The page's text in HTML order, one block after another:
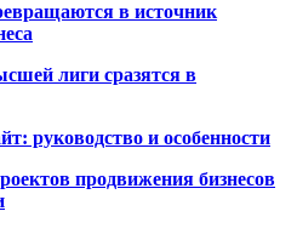
в источник
лиги сразятся в
руководство и особенности
продвижения бизнесов